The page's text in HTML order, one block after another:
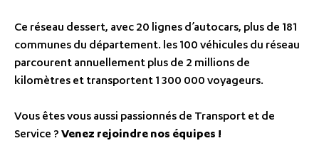
Ce réseau dessert, avec 20 lignes d’autocars, plus de 181
communes du département. les 100 véhicules du réseau
parcourent annuellement plus de 2 millions de
kilomètres et transportent 1 300 000 voyageurs.
Vous êtes vous aussi passionnés de Transport et de
Service ? Venez rejoindre nos équipes !